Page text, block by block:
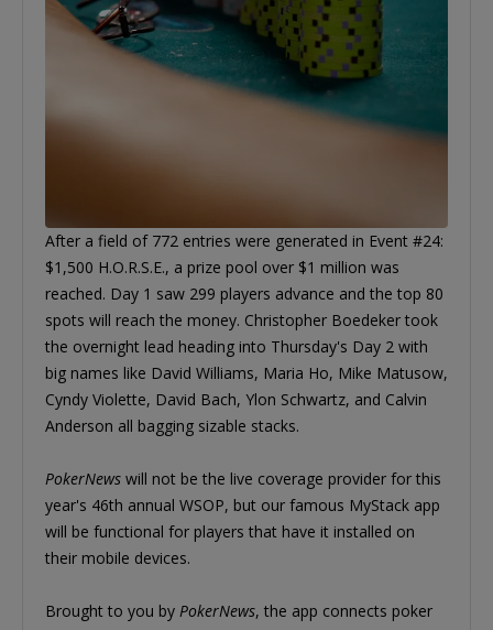
After a field of 772 entries were generated in Event #24:
$1,500 H.O.R.S.E., a prize pool over $1 million was
reached. Day 1 saw 299 players advance and the top 80
spots will reach the money. Christopher Boedeker took
the overnight lead heading into Thursday's Day 2 with
big names like David Williams, Maria Ho, Mike Matusow,
Cyndy Violette, David Bach, Ylon Schwartz, and Calvin
Anderson all bagging sizable stacks.
PokerNews will not be the live coverage provider for this
year's 46th annual WSOP, but our famous MyStack app
will be functional for players that have it installed on
their mobile devices.
Brought to you by PokerNews, the app connects poker